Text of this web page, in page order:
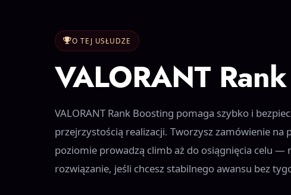
O TEJ USŁUDZE
VALORANT
VALORANT Rank Boosting pomaga szybko i
przejrzystością realizacji. Tworzysz zamówienie
poziomie prowadzą climb aż do osiągnięcia celu —
rozwiązanie, jeśli chcesz stabilnego awansu bez